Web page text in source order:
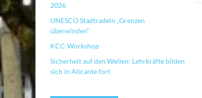
2026
UNESCO Stadtradeln „Grenzen
überwinden“
KCC-Workshop
Sicherheit auf den Wellen: Lehrkräfte bilden
sich in Alicante fort